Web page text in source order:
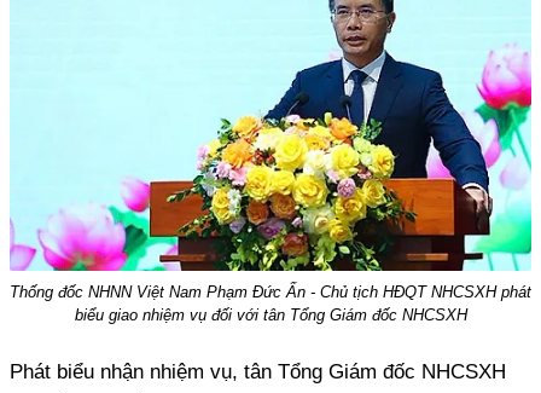
Thống đốc NHNN Việt Nam Phạm Đức Ấn - Chủ tịch HĐQT NHCSXH phát
biểu giao nhiệm vụ đối với tân Tổng Giám đốc NHCSXH
Phát biểu nhận nhiệm vụ, tân Tổng Giám đốc NHCSXH